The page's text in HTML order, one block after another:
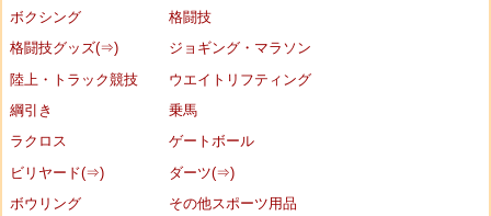
ボクシング
格闘技
格闘技グッズ(⇒)
ジョギング・マラソン
陸上・トラック競技
ウエイトリフティング
綱引き
乗馬
ラクロス
ゲートボール
ビリヤード(⇒)
ダーツ(⇒)
ボウリング
その他スポーツ用品